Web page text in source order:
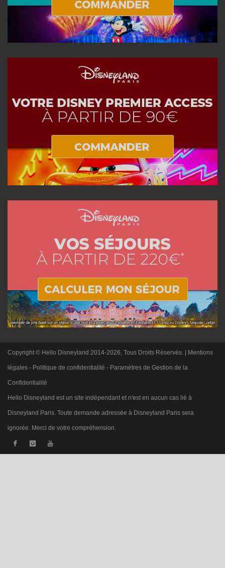
Copyright © Hello Disneyland 2014-2026, Tous Droits Réservés. | Mentions
légales - Politique de confidentialité - Paramètres de Gestion de la
Confidentialité
Hello Disneyland est un site indépendant et n'est en aucun cas lié à
Disneyland Paris. Toute demande adressée à Disneyland Paris sera
ignorée. Merci de votre compréhension.